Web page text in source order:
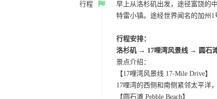
行程
早上从洛杉矶出发，途径富饶的
特雷小镇。途经世界闻名的加州
行程安排：
洛杉矶 → 17哩湾风景线 → 圆石
景点介绍：
【17哩湾风景线 17-Mile Drive】
17哩湾的西侧和南侧紧邻太平洋
【圆石滩 Pebble Beach】